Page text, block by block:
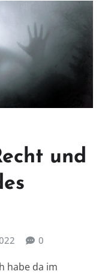
und
0
habe da im